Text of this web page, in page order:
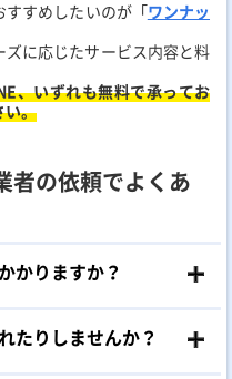
すめしたいのが「ワンナッ
に応じたサービス内容と料
、いずれも無料で承ってお
い。
者の依頼でよくあ
かりますか？
たりしませんか？